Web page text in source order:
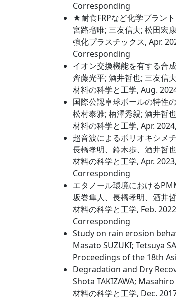
Corresponding
★耐食FRPなど化学プラン
宮路瑠唯; 三友信夫; 松田宏
強化プラスチックス, Apr.
Corresponding
イオン交換機能を有する合
齊藤光平; 酒井哲也; 三友信
材料の科学と工学, Aug.
国際公認卓球ボールの特性
松村泰雅; 柄澤秀親; 酒井哲
材料の科学と工学, Apr.
超音波によるポリオキシメ
長橋孝明、鈴木歩、酒井哲
材料の科学と工学, Apr.
Corresponding
エタノール環境における
坂巻隼人、長橋孝明、酒井
材料の科学と工学, Feb.
Corresponding
Study on rain erosion
Masato SUZUKI; Tetsuya
Proceedings of the 18th
Degradation and Dry
Shota TAKIZAWA;
材料の科学と工学, Dec.